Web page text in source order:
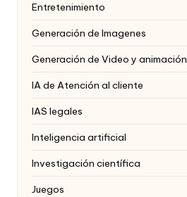
Entretenimiento
Generación de Imagenes
Generación de Video y animación
IA de Atención al cliente
IAS legales
Inteligencia artificial
Investigación científica
Juegos